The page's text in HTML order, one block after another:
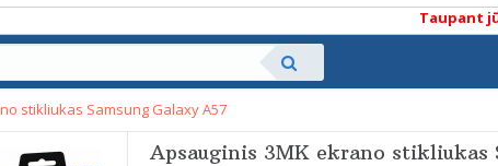
Taupant
stikliukas Samsung Galaxy A57
Apsauginis 3MK ekrano stikliukas